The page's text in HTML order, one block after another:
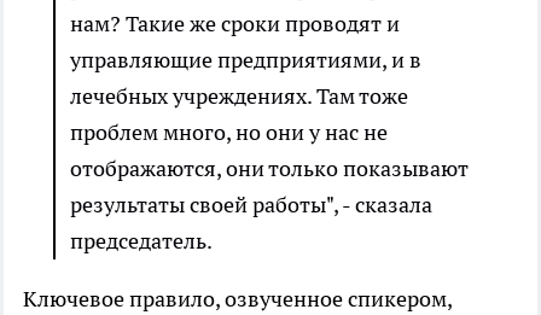
нам? Такие же сроки проводят и
управляющие предприятиями, и в
лечебных учреждениях. Там тоже
проблем много, но они у нас не
отображаются, они только показывают
результаты своей работы", - сказала
председатель.
Ключевое правило, озвученное спикером,